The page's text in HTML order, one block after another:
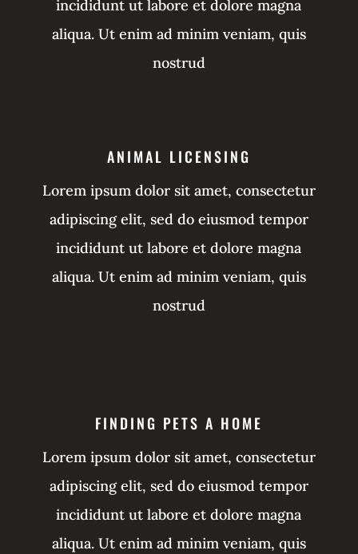
incididunt ut labore et dolore magna
aliqua. Ut enim ad minim veniam, quis
nostrud
ANIMAL LICENSING
Lorem ipsum dolor sit amet, consectetur
adipiscing elit, sed do eiusmod tempor
incididunt ut labore et dolore magna
aliqua. Ut enim ad minim veniam, quis
nostrud
FINDING PETS A HOME
Lorem ipsum dolor sit amet, consectetur
adipiscing elit, sed do eiusmod tempor
incididunt ut labore et dolore magna
aliqua. Ut enim ad minim veniam, quis